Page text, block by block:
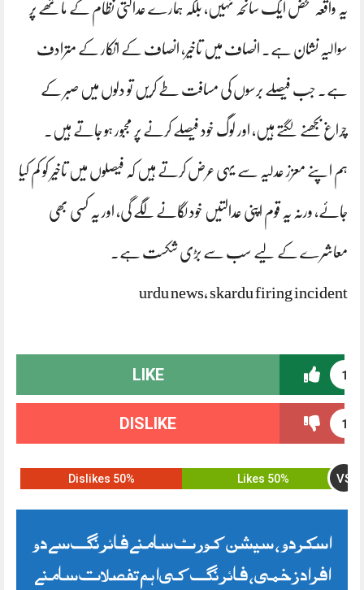
یہ واقعہ محض ایک سانحہ نہیں، بلکہ ہمارے عدالتی نظام کے ماتھے پر
سوالیہ نشان ہے۔ انصاف میں تاخیر، انصاف کے انکار کے مترادف
ہے۔ جب فیصلے برسوں کی مسافت طے کریں تو دلوں میں صبر کے
چراغ بجھنے لگتے ہیں، اور لوگ خود فیصلے کرنے پر مجبور ہو جاتے ہیں۔
ہم اپنے معزز عدلیہ سے یہی عرض کرتے ہیں کہ فیصلوں میں تاخیر کو کم کیا
جائے، ورنہ یہ قوم اپنی عدالتیں خود لگانے لگے گی، اور یہ کسی بھی
معاشرے کے لیے سب سے بڑی شکست ہے۔
urdu news, skardu firing incident
1
LIKE
1
DISLIKE
50% Likes VS
50% Dislikes
اسکردو ، سیشن کورٹ سامنے فائرنگ سے دو
افراد زخمی، فائرنگ کی اہم تفصلات سامنے